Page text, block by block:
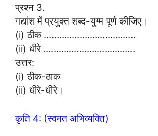
प्रश्न 3.
गद्यांश में प्रयुक्त शब्द-युग्म पूर्ण कीजिए।
(i) ठीक ………………………………
(ii) धीरे ………………………………
उत्तर:
(i) ठीक-ठाक
(ii) धीरे-धीरे।
कृति 4: (स्वमत अभिव्यक्ति)